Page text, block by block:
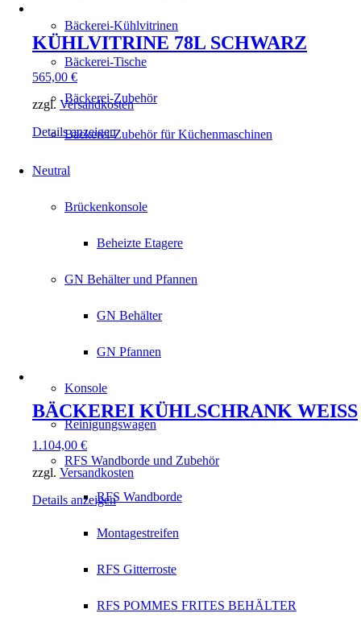
Bäckerei-Kühlvitrinen
Bäckerei-Tische
Bäckerei-Zubehör
Bäckerei-Zubehör für Küchenmaschinen
Neutral
Brückenkonsole
Beheizte Etagere
GN Behälter und Pfannen
GN Behälter
GN Pfannen
Konsole
Reinigungswagen
RFS Wandborde und Zubehör
RFS Wandborde
Montagestreifen
RFS Gitterroste
RFS POMMES FRITES BEHÄLTER
KÜHLVITRINE 78L SCHWARZ
565,00 €
zzgl. Versandkosten
Details anzeigen
BÄCKEREI KÜHLSCHRANK WEISS
1.104,00 €
zzgl. Versandkosten
Details anzeigen